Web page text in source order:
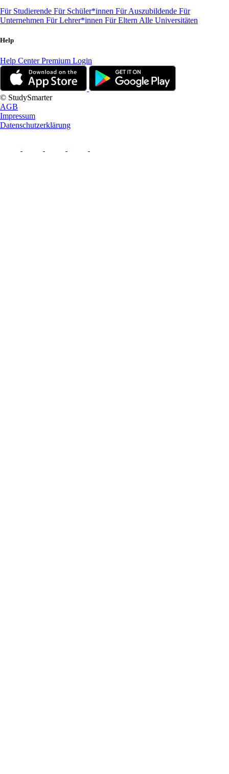
Für Studierende Für Schüler*innen Für Auszubildende Für
Unternehmen Für Lehrer*innen Für Eltern Alle Universitäten
Help
Help CenterPremium Login
© StudySmarter
AGB
Impressum
Datenschutzerklärung